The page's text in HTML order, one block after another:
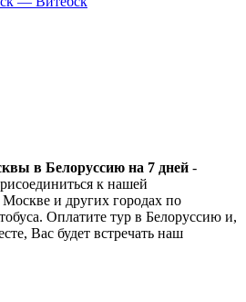
в Белоруссию на 7 дней -
к нашей
и других городах по
Оплатите тур в Белоруссию и,
Вас будет встречать наш